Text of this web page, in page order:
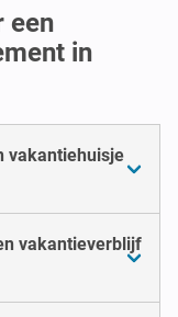
een
in
vakantiehuisje
vakantieverblijf